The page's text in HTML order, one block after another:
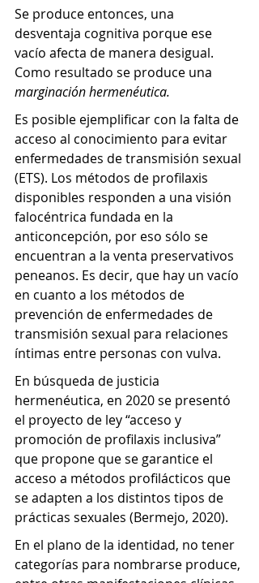
Se produce entonces, una
desventaja cognitiva porque ese
vacío afecta de manera desigual.
Como resultado se produce una
marginación hermenéutica.
Es posible ejemplificar con la falta de
acceso al conocimiento para evitar
enfermedades de transmisión sexual
(ETS). Los métodos de profilaxis
disponibles responden a una visión
falocéntrica fundada en la
anticoncepción, por eso sólo se
encuentran a la venta preservativos
peneanos. Es decir, que hay un vacío
en cuanto a los métodos de
prevención de enfermedades de
transmisión sexual para relaciones
íntimas entre personas con vulva.
En búsqueda de justicia
hermenéutica, en 2020 se presentó
el proyecto de ley “acceso y
promoción de profilaxis inclusiva”
que propone que se garantice el
acceso a métodos profilácticos que
se adapten a los distintos tipos de
prácticas sexuales (Bermejo, 2020).
En el plano de la identidad, no tener
categorías para nombrarse produce,